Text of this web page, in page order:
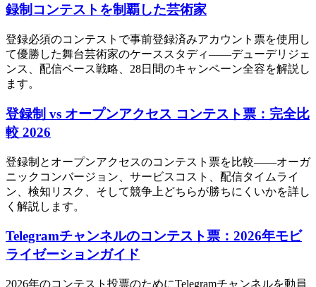
録制コンテストを制覇した芸術家
登録必須のコンテストで事前登録済みアカウント票を使用し
て優勝した舞台芸術家のケーススタディ——デューデリジェ
ンス、配信ペース戦略、28日間のキャンペーン全容を解説し
ます。
登録制 vs オープンアクセス コンテスト票：完全比
較 2026
登録制とオープンアクセスのコンテスト票を比較——オーガ
ニックコンバージョン、サービスコスト、配信タイムライ
ン、検知リスク、そして競争上どちらが勝ちにくいかを詳し
く解説します。
Telegramチャンネルのコンテスト票：2026年モビ
ライゼーションガイド
2026年のコンテスト投票のためにTelegramチャンネルを動員